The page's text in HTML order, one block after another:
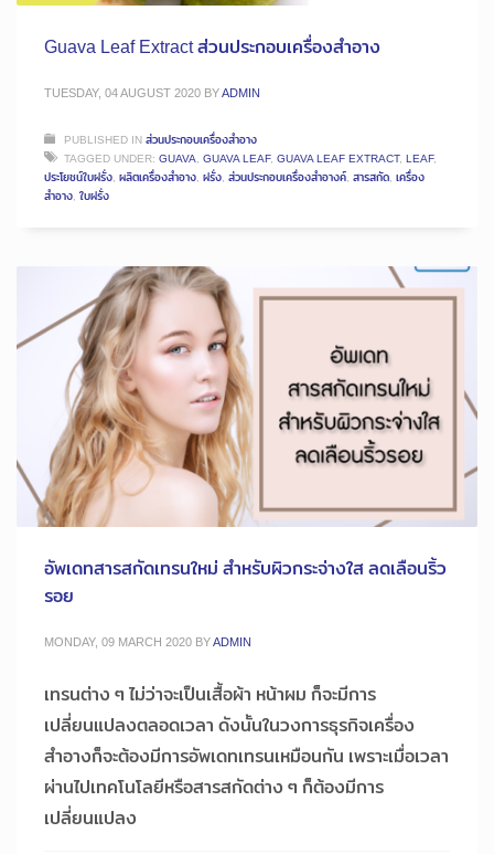
Guava Leaf Extract ส่วนประกอบเครื่องสำอาง
TUESDAY, 04 AUGUST 2020 BYADMIN
PUBLISHED INส่วนประกอบเครื่องสำอาง
TAGGED UNDER: GUAVA, GUAVA LEAF, GUAVA LEAF EXTRACT, LEAF,
ประโยชน์ใบฝรั่ง, ผลิตเครื่องสำอาง, ฝรั่ง, ส่วนประกอบเครื่องสำอางค์, สารสกัด, เครื่อง
สำอาง, ใบฝรั่ง
อัพเดทสารสกัดเทรนใหม่ สำหรับผิวกระจ่างใส ลดเลือนริ้ว
รอย
MONDAY, 09 MARCH 2020 BYADMIN
เทรนต่าง ๆ ไม่ว่าจะเป็นเสื้อผ้า หน้าผม ก็จะมีการ
เปลี่ยนแปลงตลอดเวลา ดังนั้นในวงการธุรกิจเครื่อง
สำอางก็จะต้องมีการอัพเดทเทรนเหมือนกัน เพราะเมื่อเวลา
ผ่านไปเทคโนโลยีหรือสารสกัดต่าง ๆ ก็ต้องมีการ
เปลี่ยนแปลง